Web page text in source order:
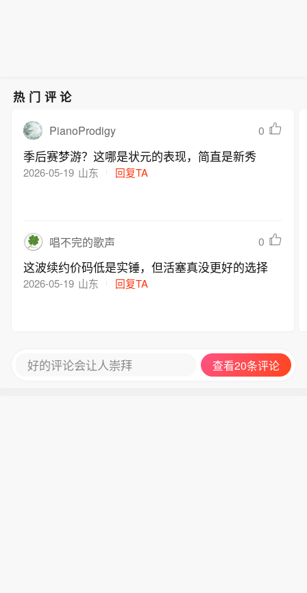
热门评论
PianoProdigy 0
季后赛梦游？这哪是状元的表现，简直是新秀
2026-05-19 山东 回复TA
唱不完的歌声 0
这波续约价码低是实锤，但活塞真没更好的选择
2026-05-19 山东 回复TA
好的评论会让人崇拜 查看20条评论